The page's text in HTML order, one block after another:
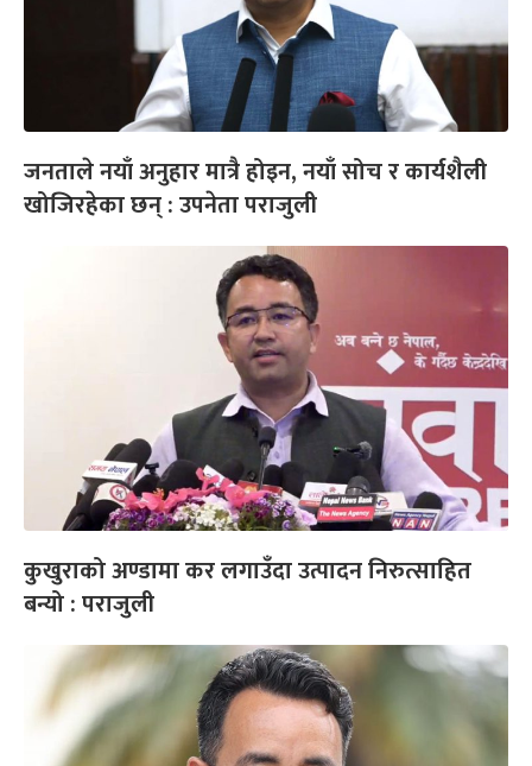
जनताले नयाँ अनुहार मात्रै होइन, नयाँ सोच र कार्यशैली
खोजिरहेका छन् : उपनेता पराजुली
कुखुराको अण्डामा कर लगाउँदा उत्पादन निरुत्साहित
बन्यो : पराजुली